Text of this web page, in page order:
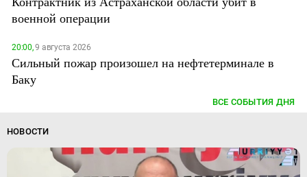
военной операции
20:00,9 августа 2026
Сильный пожар произошел на нефтетерминале в
Баку
ВСЕ СОБЫТИЯ ДНЯ
НОВОСТИ